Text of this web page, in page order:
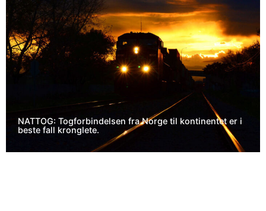
NATTOG: Togforbindelsen fra Norge til kontinentet er i
beste fall kronglete.